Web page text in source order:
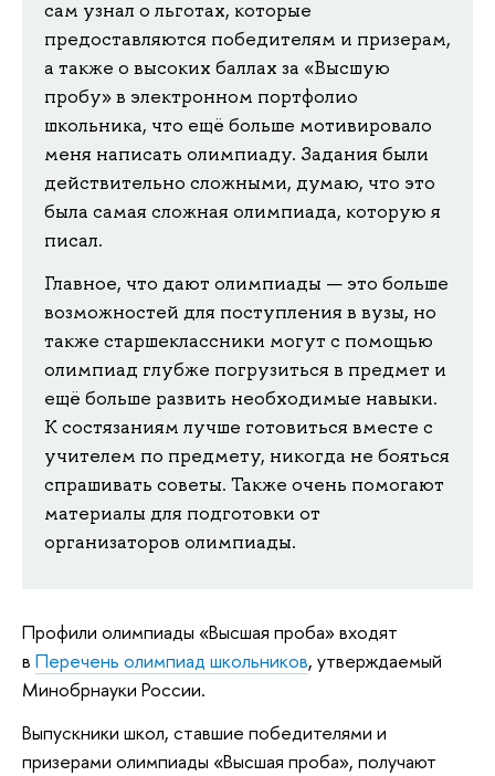
сам узнал о льготах, которые
предоставляются победителям и призерам,
а также о высоких баллах за «Высшую
пробу» в электронном портфолио
школьника, что ещё больше мотивировало
меня написать олимпиаду. Задания были
действительно сложными, думаю, что это
была самая сложная олимпиада, которую я
писал.
Главное, что дают олимпиады — это больше
возможностей для поступления в вузы, но
также старшеклассники могут с помощью
олимпиад глубже погрузиться в предмет и
ещё больше развить необходимые навыки.
К состязаниям лучше готовиться вместе с
учителем по предмету, никогда не бояться
спрашивать советы. Также очень помогают
материалы для подготовки от
организаторов олимпиады.
Профили олимпиады «Высшая проба» входят
в Перечень олимпиад школьников, утверждаемый
Минобрнауки России.
Выпускники школ, ставшие победителями и
призерами олимпиады «Высшая проба», получают